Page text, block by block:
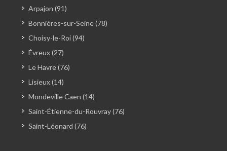
Arpajon (91)
Bonnières-sur-Seine (78)
Choisy-le-Roi (94)
Évreux (27)
Le Havre (76)
Lisieux (14)
Mondeville Caen (14)
Saint-Étienne-du-Rouvray (76)
Saint-Léonard (76)